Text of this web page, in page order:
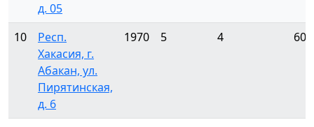
д. 05
10
Респ.
Хакасия, г.
Абакан, ул.
Пирятинская,
д. 6
1970 5 4 60